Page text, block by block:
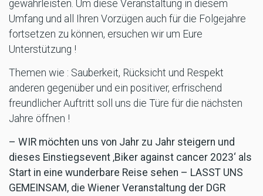
gewährleisten. Um diese Veranstaltung in diesem
Umfang und all Ihren Vorzügen auch für die Folgejahre
fortsetzen zu können, ersuchen wir um Eure
Unterstützung !
Themen wie : Sauberkeit, Rücksicht und Respekt
anderen gegenüber und ein positiver, erfrischend
freundlicher Auftritt soll uns die Türe für die nächsten
Jahre öffnen !
– WIR möchten uns von Jahr zu Jahr steigern und
dieses Einstiegsevent ‚Biker against cancer 2023‘ als
Start in eine wunderbare Reise sehen – LASST UNS
GEMEINSAM, die Wiener Veranstaltung der DGR